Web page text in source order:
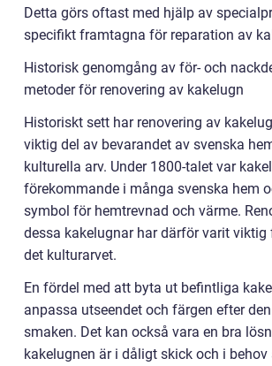
Detta görs oftast med hjälp av
specifikt framtagna för reparation av
Historisk genomgång av för- och
metoder för renovering av kakelugn
Historiskt sett har renovering av
viktig del av bevarandet av svenska
kulturella arv. Under 1800-talet var
förekommande i många svenska hem
symbol för hemtrevnad och värme.
dessa kakelugnar har därför varit viktig
det kulturarvet.
En fördel med att byta ut befintliga
anpassa utseendet och färgen efter
smaken. Det kan också vara en bra
kakelugnen är i dåligt skick och i behov